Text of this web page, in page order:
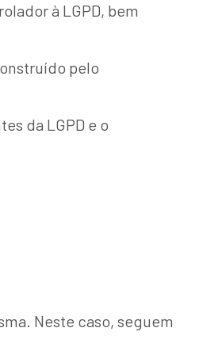
à LGPD, bem
pelo
da LGPD e o
Neste caso, seguem